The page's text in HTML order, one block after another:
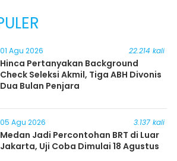
01 Agu 2026 22.214 kali
Hinca Pertanyakan Background
Check Seleksi Akmil, Tiga ABH Divonis
Dua Bulan Penjara
05 Agu 2026 3.137 kali
Medan Jadi Percontohan BRT di Luar
Jakarta, Uji Coba Dimulai 18 Agustus